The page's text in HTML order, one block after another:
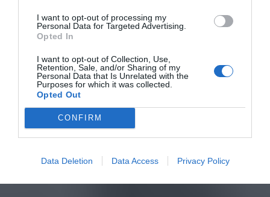
I want to opt-out of processing my
Personal Data for Targeted Advertising.
Opted In
I want to opt-out of Collection, Use,
Retention, Sale, and/or Sharing of my
Personal Data that Is Unrelated with the
Purposes for which it was collected.
Opted Out
CONFIRM
Data Deletion Data Access Privacy Policy